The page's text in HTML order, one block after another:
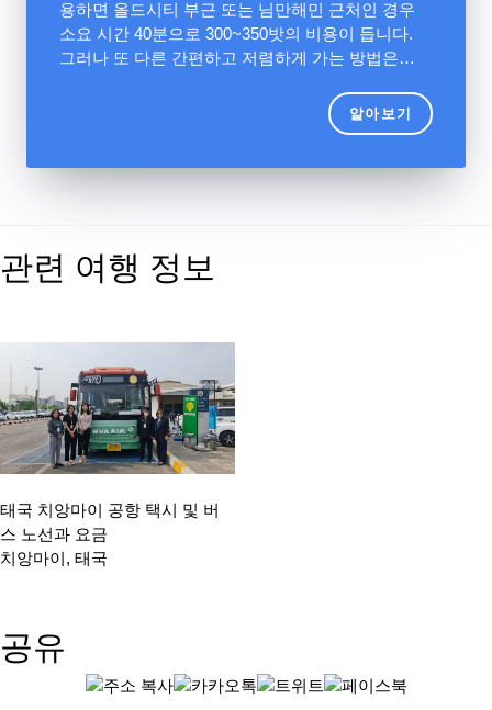
용하면 올드시티 부근 또는 님만해민 근처인 경우
소요 시간 40분으로 300~350밧의 비용이 듭니다.
그러나 또 다른 간편하고 저렴하게 가는 방법은…
알아보기
관련 여행 정보
태국 치앙마이 공항 택시 및 버
스 노선과 요금
치앙마이, 태국
공유